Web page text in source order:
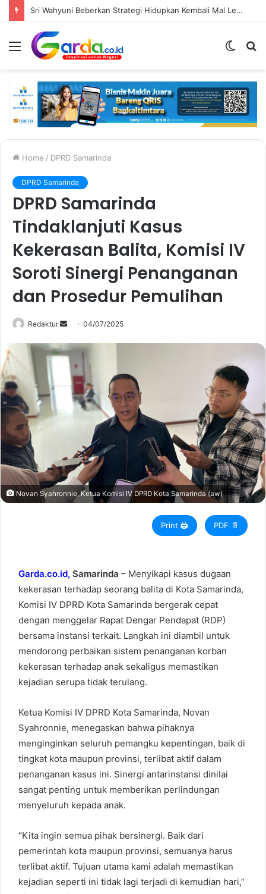
Sri Wahyuni Beberkan Strategi Hidupkan Kembali Mal Lembuswana, dari Fasilitas Olahraga hingga Aktivitas Di Atrium
Menu
Switch
Home / DPRD Samarinda
DPRD Samarinda
DPRD Samarinda
Tindaklanjuti Kasus
Kekerasan Balita, Komisi IV
Soroti Sinergi Penanganan
dan Prosedur Pemulihan
Redaktur
n
d
a
l
04/07/2025
Novan Syahronnie, Ketua Komisi IV DPRD Kota Samarinda (aw)
Print 🖨 PDF 📄
Garda.co.id, Samarinda – Menyikapi kasus dugaan
kekerasan terhadap seorang balita di Kota Samarinda,
Komisi IV DPRD Kota Samarinda bergerak cepat
dengan menggelar Rapat Dengar Pendapat (RDP)
bersama instansi terkait. Langkah ini diambil untuk
mendorong perbaikan sistem penanganan korban
kekerasan terhadap anak sekaligus memastikan
kejadian serupa tidak terulang.
Ketua Komisi IV DPRD Kota Samarinda, Novan
Syahronnie, menegaskan bahwa pihaknya
menginginkan seluruh pemangku kepentingan, baik di
tingkat kota maupun provinsi, terlibat aktif dalam
penanganan kasus ini. Sinergi antarinstansi dinilai
sangat penting untuk memberikan perlindungan
menyeluruh kepada anak.
“Kita ingin semua pihak bersinergi. Baik dari
pemerintah kota maupun provinsi, semuanya harus
terlibat aktif. Tujuan utama kami adalah memastikan
kejadian seperti ini tidak lagi terjadi di kemudian hari,”